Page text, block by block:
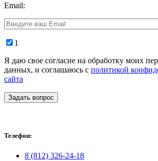
Email:
1
Я даю свое согласие на обработку моих
данных, и соглашаюсь с политикой
сайта
Задать вопрос
Телефон:
8 (812) 326-24-18